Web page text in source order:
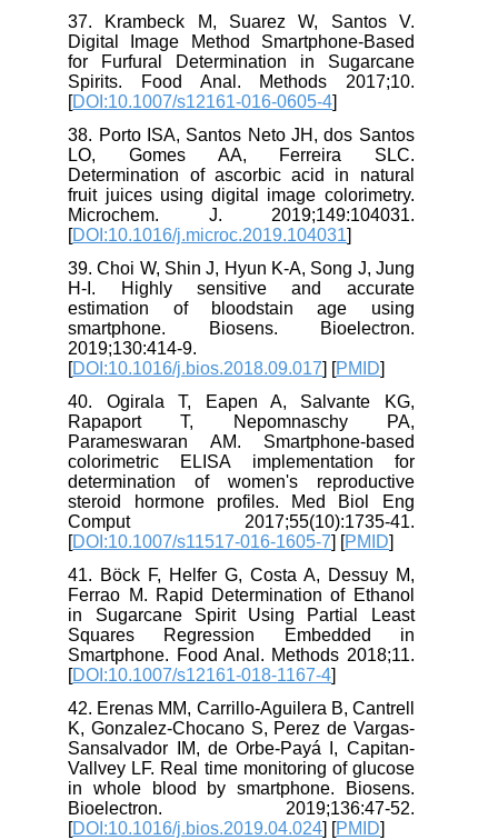
37. Krambeck M, Suarez W, Santos V.
Digital Image Method Smartphone-Based
for Furfural Determination in Sugarcane
Spirits. Food Anal. Methods 2017;10.
[DOI:10.1007/s12161-016-0605-4
38. Porto ISA, Santos Neto JH, dos Santos
LO, Gomes AA, Ferreira SLC.
Determination of ascorbic acid in natural
fruit juices using digital image colorimetry.
Microchem. J. 2019;149:104031.
[DOI:10.1016/j.microc.2019.104031
39. Choi W, Shin J, Hyun K-A, Song J, Jung
H-I. Highly sensitive and accurate
estimation of bloodstain age using
smartphone. Biosens. Bioelectron.
2019;130:414-9.
[DOI:10.1016/j.bios.2018.09.017] [PMID
40. Ogirala T, Eapen A, Salvante KG,
Rapaport T, Nepomnaschy PA,
Parameswaran AM. Smartphone-based
colorimetric ELISA implementation for
determination of women's reproductive
steroid hormone profiles. Med Biol Eng
Comput 2017;55(10):1735-41.
[DOI:10.1007/s11517-016-1605-7] [PMID
41. Böck F, Helfer G, Costa A, Dessuy M,
Ferrao M. Rapid Determination of Ethanol
in Sugarcane Spirit Using Partial Least
Squares Regression Embedded in
Smartphone. Food Anal. Methods 2018;11.
[DOI:10.1007/s12161-018-1167-4
42. Erenas MM, Carrillo-Aguilera B, Cantrell
K, Gonzalez-Chocano S, Perez de Vargas-
Sansalvador IM, de Orbe-Payá I, Capitan-
Vallvey LF. Real time monitoring of glucose
in whole blood by smartphone. Biosens.
Bioelectron. 2019;136:47-52.
[DOI:10.1016/j.bios.2019.04.024] [PMID